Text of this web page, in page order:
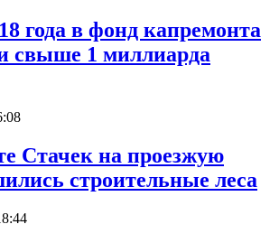
года в фонд капремонта
свыше 1 миллиарда
Стачек на проезжую
строительные леса